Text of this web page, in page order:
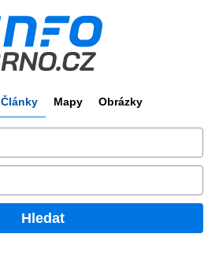
Články Mapy Obrázky
Hledat